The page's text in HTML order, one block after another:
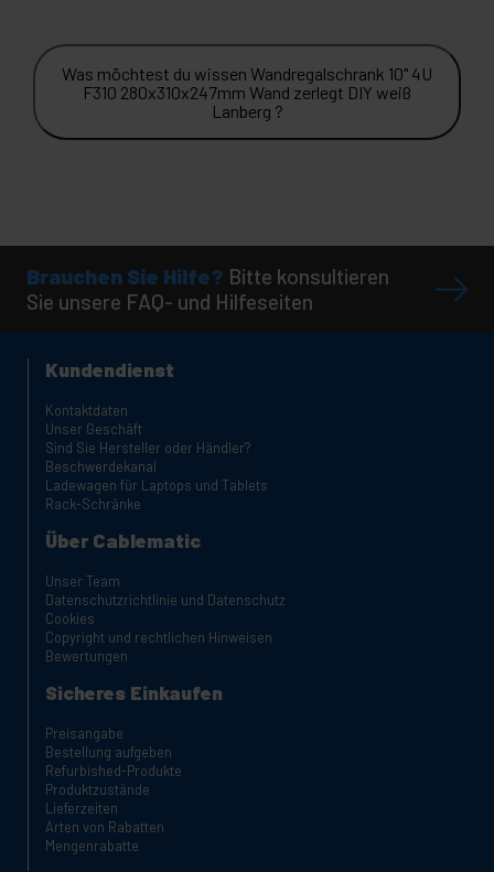
Was möchtest du wissen Wandregalschrank 10" 4U
F310 280x310x247mm Wand zerlegt DIY weiß
Lanberg ?
Brauchen Sie Hilfe? Bitte konsultieren
Sie unsere FAQ- und Hilfeseiten
Kundendienst
Kontaktdaten
Unser Geschäft
Sind Sie Hersteller oder Händler?
Beschwerdekanal
Ladewagen für Laptops und Tablets
Rack-Schränke
Über Cablematic
Unser Team
Datenschutzrichtlinie und Datenschutz
Cookies
Copyright und rechtlichen Hinweisen
Bewertungen
Sicheres Einkaufen
Preisangabe
Bestellung aufgeben
Refurbished-Produkte
Produktzustände
Lieferzeiten
Arten von Rabatten
Mengenrabatte